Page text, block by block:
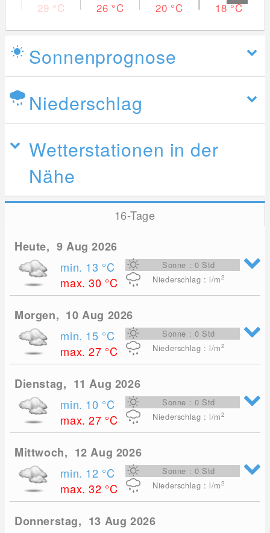
29 °C 26 °C 20 °C 18°C
Sonnenprognose
Niederschlag
Wetterstationen in der
Nähe
16-Tage
Heute, 9 Aug 2026
min. 13 °C
max. 30 °C
Sonne : 0 Std
Niederschlag : l/m2
Morgen, 10 Aug 2026
min. 15 °C
max. 27 °C
Sonne : 0 Std
Niederschlag : l/m2
Dienstag, 11 Aug 2026
min. 10 °C
max. 27 °C
Sonne : 0 Std
Niederschlag : l/m2
Mittwoch, 12 Aug 2026
min. 12 °C
max. 32 °C
Sonne : 0 Std
Niederschlag : l/m2
Donnerstag, 13 Aug 2026